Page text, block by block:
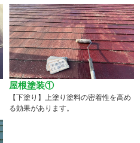
屋根塗装①
【下塗り】上塗り塗料の密着性を高め
る効果があります。